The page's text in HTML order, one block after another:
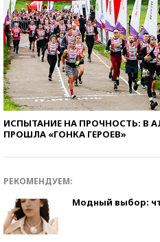
ИСПЫТАНИЕ НА ПРОЧНОСТЬ: В
ПРОШЛА «ГОНКА ГЕРОЕВ»
РЕКОМЕНДУЕМ:
Модный выбор: